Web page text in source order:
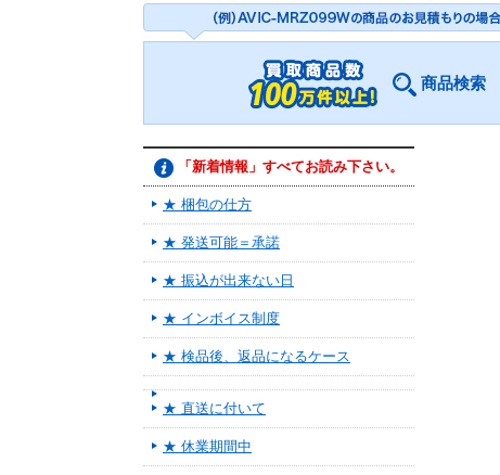
商品検索
「新着情報」すべてお読み下さい。
★ 梱包の仕方
★ 発送可能＝承諾
★ 振込が出来ない日
★ インボイス制度
★ 検品後、返品になるケース
★ 直送に付いて
★ 休業期間中